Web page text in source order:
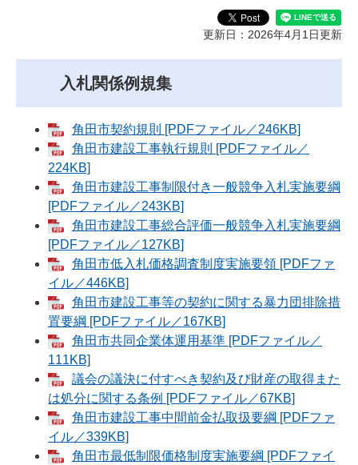
更新日：2026年4月1日更新
入札関係例規集
角田市契約規則 [PDFファイル／246KB]
角田市建設工事執行規則 [PDFファイル／
224KB]
角田市建設工事制限付き一般競争入札実施要綱
[PDFファイル／243KB]
角田市建設工事総合評価一般競争入札実施要綱
[PDFファイル／127KB]
角田市低入札価格調査制度実施要領 [PDFファ
イル／446KB]
角田市建設工事等の契約に関する暴力団排除措
置要綱 [PDFファイル／167KB]
角田市共同企業体運用基準 [PDFファイル／
111KB]
議会の議決に付すべき契約及び財産の取得また
は処分に関する条例 [PDFファイル／67KB]
角田市建設工事中間前金払取扱要綱 [PDFファ
イル／339KB]
角田市最低制限価格制度実施要綱 [PDFファイ